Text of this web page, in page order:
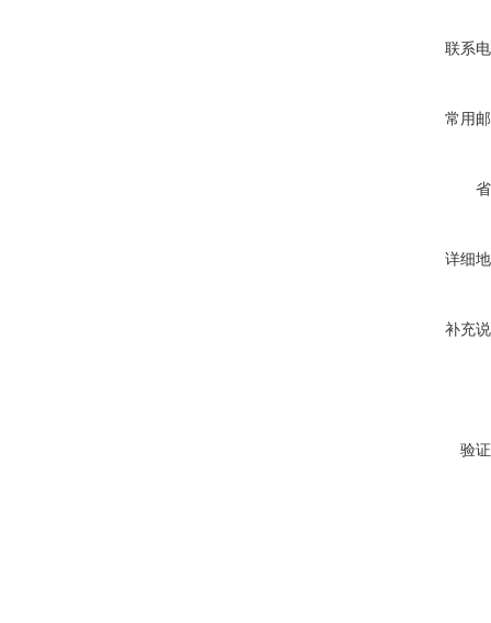
联系
常用
详细
补充
验